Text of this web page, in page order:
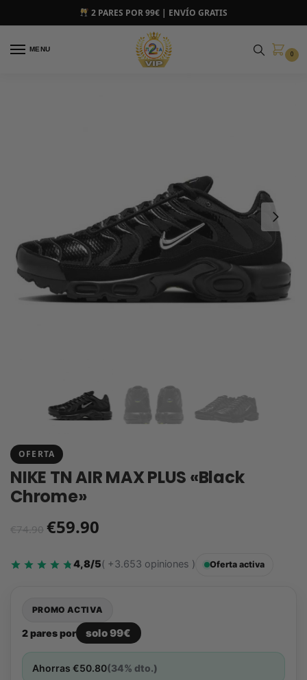
2 PARES POR 99€ | ENVÍO GRATIS
MENU
0
OFERTA
NIKE TN AIR MAX PLUS «Black
Chrome»
€74.90 €59.90
4,8/5( +3.653 opiniones ) Oferta activa
PROMO ACTIVA
2 pares por solo 99€
Ahorras €50.80(34% dto.)